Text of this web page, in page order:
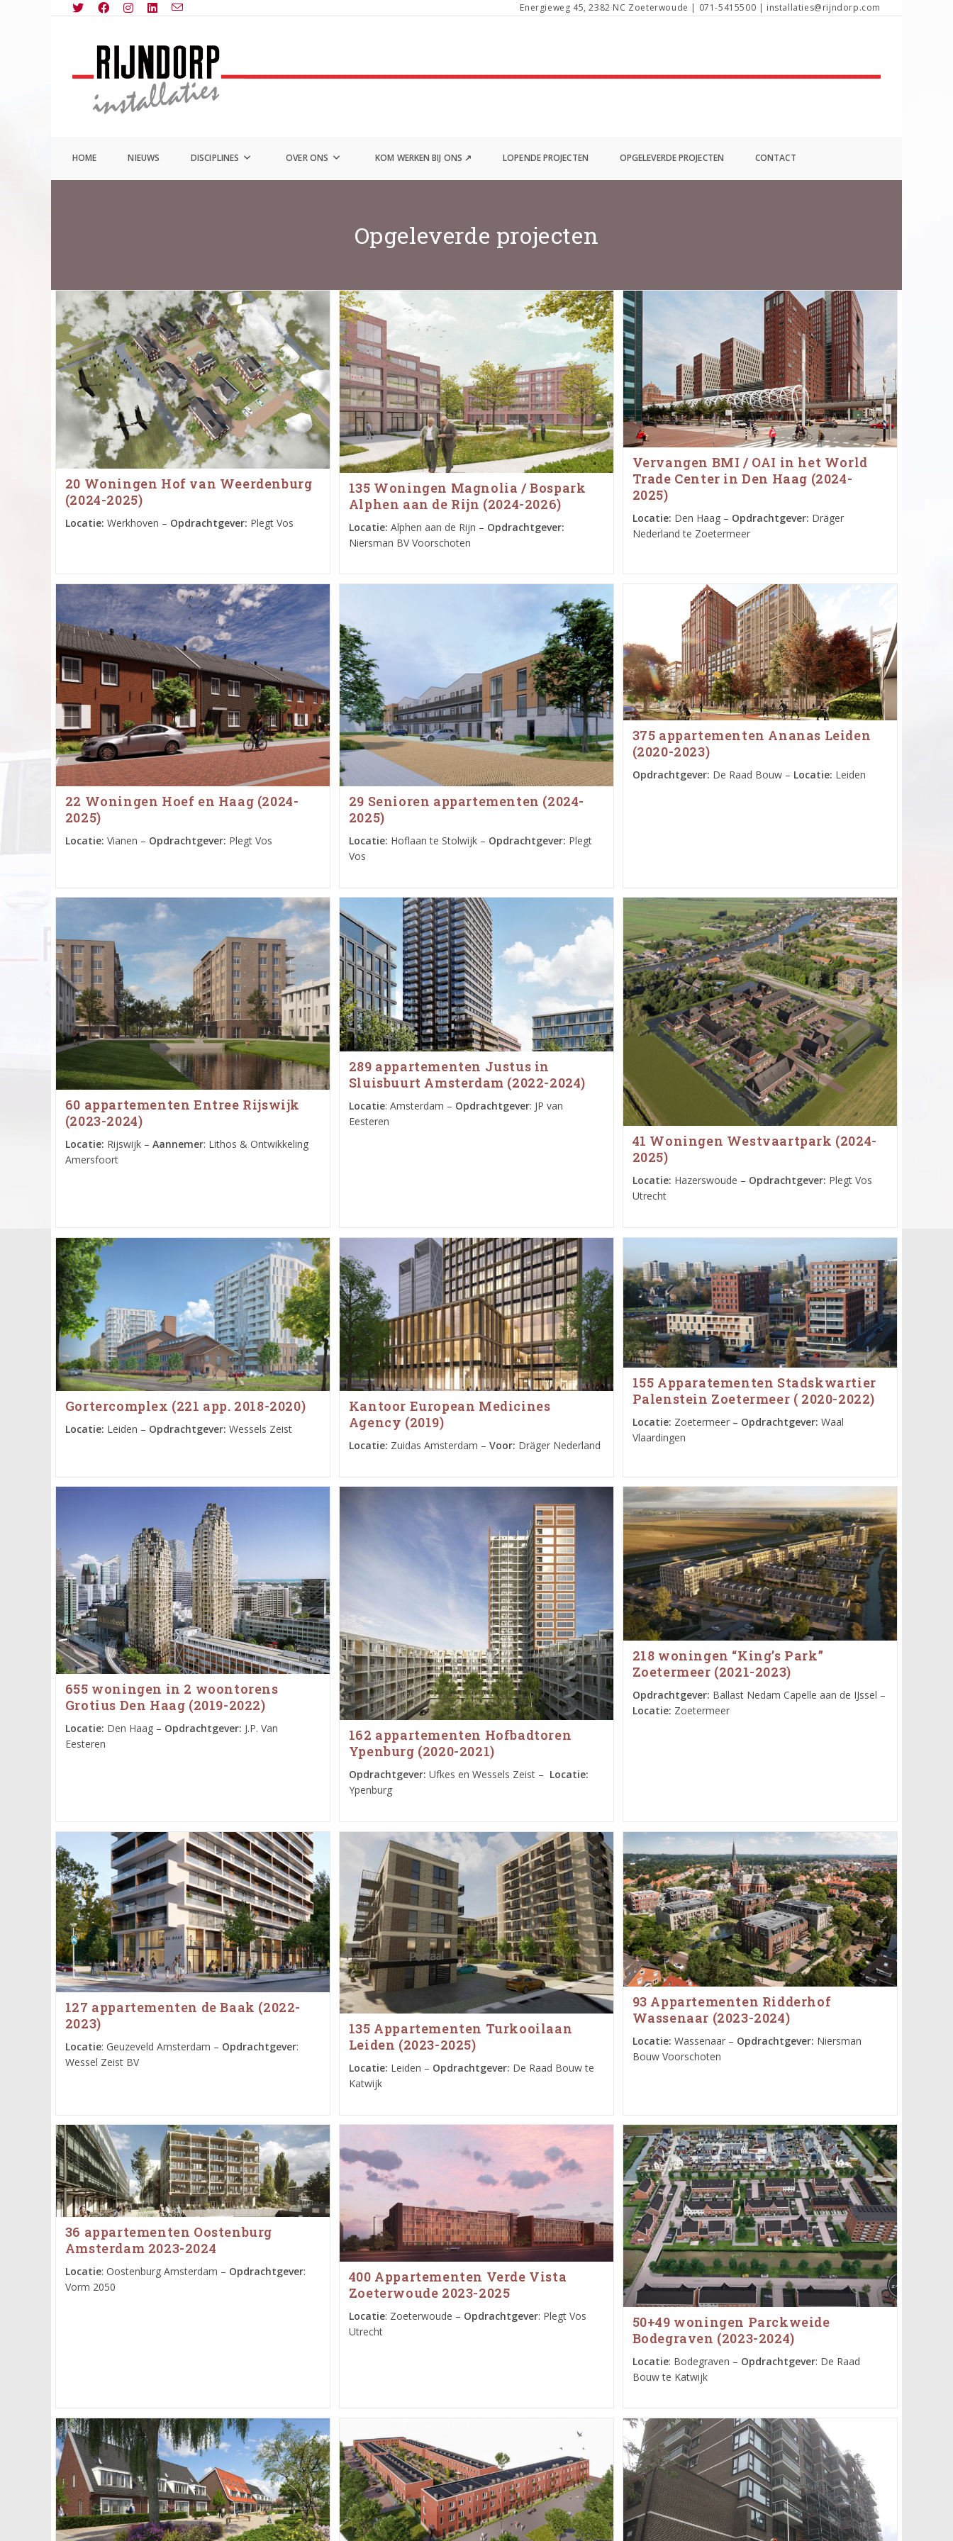
Energieweg 45, 2382 NC Zoeterwoude | 071-5415500 | installaties@rijndorp.com
HOME NIEUWS DISCIPLINES OVER ONS KOM WERKEN BIJ ONS ↗ LOPENDE PROJECTEN OPGELEVERDE PROJECTEN CONTACT
Opgeleverde projecten
20 Woningen Hof van Weerdenburg
(2024-2025)
Locatie: Werkhoven – Opdrachtgever: Plegt Vos
135 Woningen Magnolia / Bospark
Alphen aan de Rijn (2024-2026)
Locatie: Alphen aan de Rijn – Opdrachtgever:
Niersman BV Voorschoten
Vervangen BMI / OAI in het World
Trade Center in Den Haag (2024-
2025)
Locatie: Den Haag – Opdrachtgever: Dräger
Nederland te Zoetermeer
22 Woningen Hoef en Haag (2024-
2025)
Locatie: Vianen – Opdrachtgever: Plegt Vos
29 Senioren appartementen (2024-
2025)
Locatie: Hoflaan te Stolwijk – Opdrachtgever: Plegt
Vos
375 appartementen Ananas Leiden
(2020-2023)
Opdrachtgever: De Raad Bouw – Locatie: Leiden
60 appartementen Entree Rijswijk
(2023-2024)
Locatie: Rijswijk – Aannemer: Lithos & Ontwikkeling
Amersfoort
289 appartementen Justus in
Sluisbuurt Amsterdam (2022-2024)
Locatie: Amsterdam – Opdrachtgever: JP van
Eesteren
41 Woningen Westvaartpark (2024-
2025)
Locatie: Hazerswoude – Opdrachtgever: Plegt Vos
Utrecht
Gortercomplex (221 app. 2018-2020)
Locatie: Leiden – Opdrachtgever: Wessels Zeist
Kantoor European Medicines
Agency (2019)
Locatie: Zuidas Amsterdam – Voor: Dräger Nederland
155 Apparatementen Stadskwartier
Palenstein Zoetermeer ( 2020-2022)
Locatie: Zoetermeer – Opdrachtgever: Waal
Vlaardingen
655 woningen in 2 woontorens
Grotius Den Haag (2019-2022)
Locatie: Den Haag – Opdrachtgever: J.P. Van
Eesteren
162 appartementen Hofbadtoren
Ypenburg (2020-2021)
Opdrachtgever: Ufkes en Wessels Zeist – Locatie:
Ypenburg
218 woningen “King’s Park”
Zoetermeer (2021-2023)
Opdrachtgever: Ballast Nedam Capelle aan de IJssel –
Locatie: Zoetermeer
127 appartementen de Baak (2022-
2023)
Locatie: Geuzeveld Amsterdam – Opdrachtgever:
Wessel Zeist BV
135 Appartementen Turkooilaan
Leiden (2023-2025)
Locatie: Leiden – Opdrachtgever: De Raad Bouw te
Katwijk
93 Appartementen Ridderhof
Wassenaar (2023-2024)
Locatie: Wassenaar – Opdrachtgever: Niersman
Bouw Voorschoten
36 appartementen Oostenburg
Amsterdam 2023-2024
Locatie: Oostenburg Amsterdam – Opdrachtgever:
Vorm 2050
400 Appartementen Verde Vista
Zoeterwoude 2023-2025
Locatie: Zoeterwoude – Opdrachtgever: Plegt Vos
Utrecht
50+49 woningen Parckweide
Bodegraven (2023-2024)
Locatie: Bodegraven – Opdrachtgever: De Raad
Bouw te Katwijk